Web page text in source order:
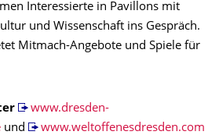
Interessierte in Pavillons mit
und Wissenschaft ins Gespräch.
Mitmach-Angebote und Spiele für
www.dresden-
und www.weltoffenesdresden.com